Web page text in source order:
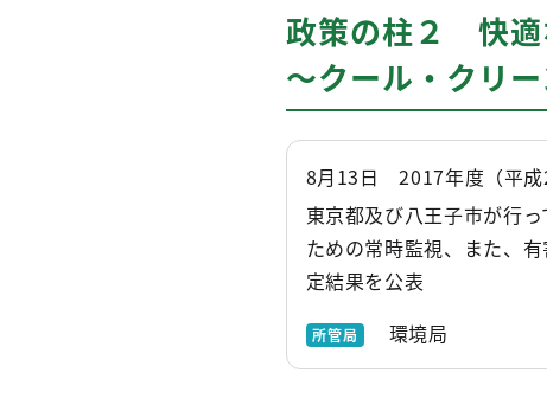
政策の柱２ 快適
～クール・クリ
8月13日 2017年度（平成
東京都及び八王子市が行
ための常時監視、また、
定結果を公表
所管局 環境局